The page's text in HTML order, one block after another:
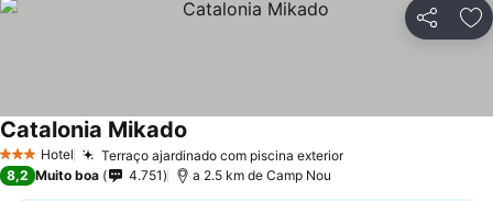
Partilhar
3 EstrelasHotel Terraço ajardinado com piscina exterior
Catalonia Mikado
8,2 Muito boa 4.751 a 2.5 km de Camp Nou